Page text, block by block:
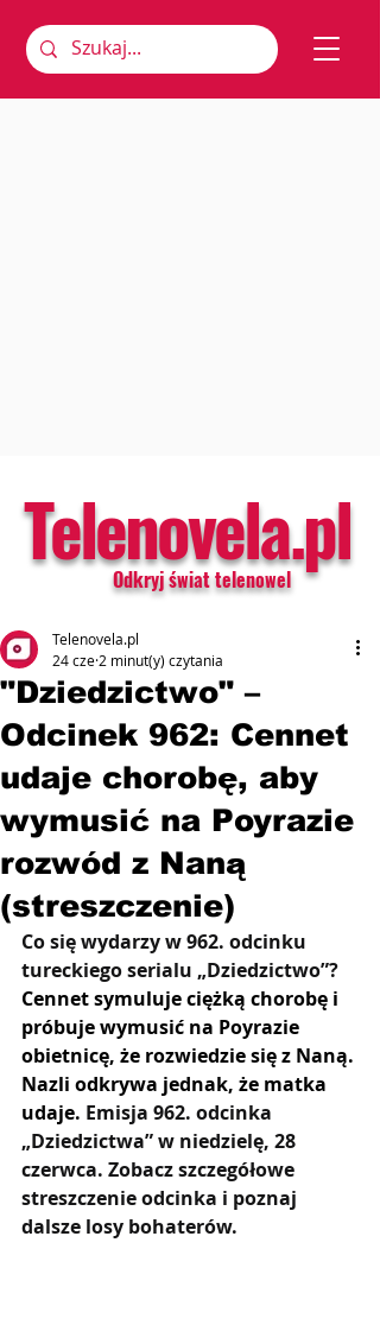
Telenovela.pl
Odkryj świat telenowel
"Dziedzictwo" –
Odcinek 962: Cennet
udaje chorobę, aby
wymusić na Poyrazie
rozwód z Naną
(streszczenie)
Telenovela.pl
24 cze 2 minut(y) czytania
Co się wydarzy w 962. odcinku
tureckiego serialu „Dziedzictwo”?
Cennet symuluje ciężką chorobę i
próbuje wymusić na Poyrazie
obietnicę, że rozwiedzie się z Naną.
Nazli odkrywa jednak, że matka
udaje. Emisja 962. odcinka
„Dziedzictwa” w niedzielę, 28
czerwca. Zobacz szczegółowe
streszczenie odcinka i poznaj
dalsze losy bohaterów.